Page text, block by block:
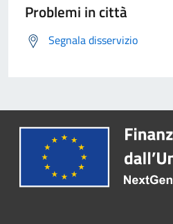
Problemi in città
Segnala disservizio